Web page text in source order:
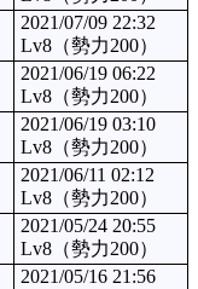
2021/07/09 22:32
Lv8（勢力200）
2021/06/19 06:22
Lv8（勢力200）
2021/06/19 03:10
Lv8（勢力200）
2021/06/11 02:12
Lv8（勢力200）
2021/05/24 20:55
Lv8（勢力200）
2021/05/16 21:56